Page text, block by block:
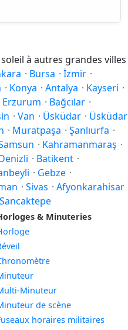
à autres grandes villes
· Bursa · İzmir ·
· Konya · Antalya · Kayseri ·
Erzurum · Bağcılar ·
· Van · Üsküdar · Üsküdar
· Muratpaşa · Şanlıurfa ·
· Kahramanmaraş ·
· Batikent ·
· Gebze ·
· Sivas · Afyonkarahisar
Sancaktepe
& Minuteries
Minuteur
de scène
horaires militaires